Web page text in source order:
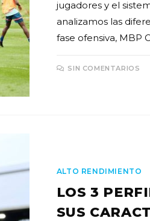
jugadores y el
analizamos las
fase ofensiva, MBP
SIN COMENTARIOS
ALTO RENDIMIENTO
LOS 3
SUS